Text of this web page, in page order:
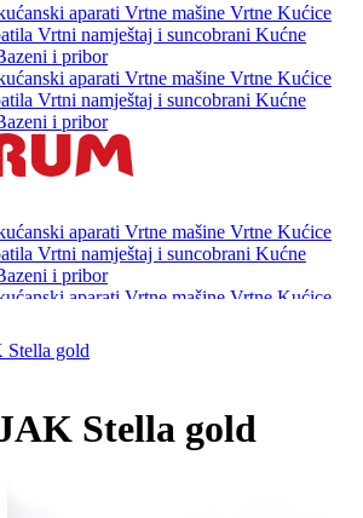
aparati Vrtne mašine Vrtne Kućice
Vrtni namještaj i suncobrani Kućne
i pribor
aparati Vrtne mašine Vrtne Kućice
Vrtni namještaj i suncobrani Kućne
i pribor
aparati Vrtne mašine Vrtne Kućice
Vrtni namještaj i suncobrani Kućne
i pribor
aparati Vrtne mašine Vrtne Kućice
i pribor
gold
Stella gold